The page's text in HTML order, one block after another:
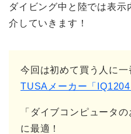
ダイビング中と陸では表示
介していきます！
今回は初めて買う人に
TUSAメーカー「IQ1204
「ダイブコンピュータ
に最適！